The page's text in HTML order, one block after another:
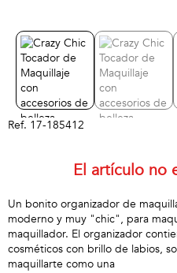
Ref. 17-185412
El artículo no
Un bonito organizador de
moderno y muy "chic", para
maquillador. El organizador
cosméticos con brillo de labios,
maquillarte como una